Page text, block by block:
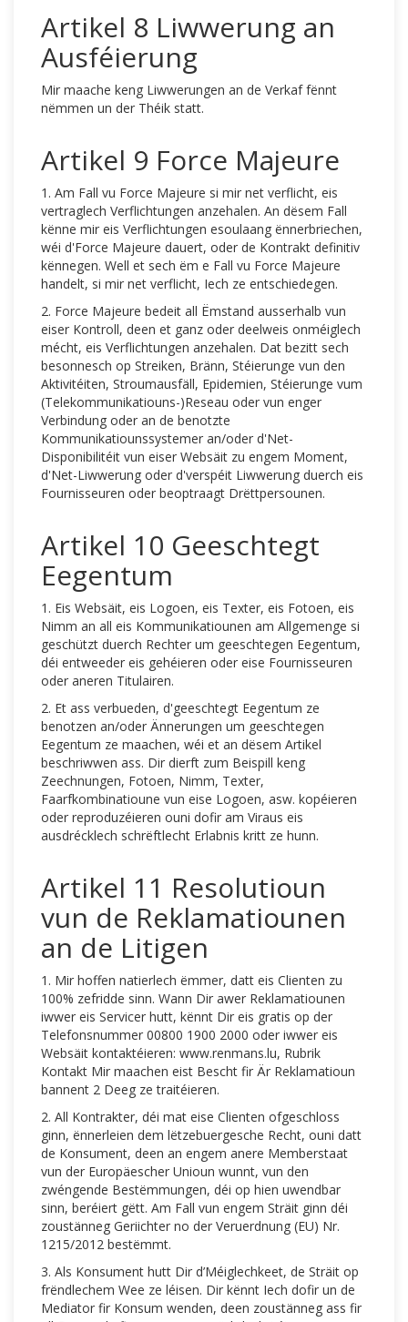
Artikel 8 Liwwerung an
Ausféierung
Mir maache keng Liwwerungen an de Verkaf fënnt
nëmmen un der Théik statt.
Artikel 9 Force Majeure
1. Am Fall vu Force Majeure si mir net verflicht, eis
vertraglech Verflichtungen anzehalen. An dësem Fall
kënne mir eis Verflichtungen esoulaang ënnerbriechen,
wéi d'Force Majeure dauert, oder de Kontrakt definitiv
kënnegen. Well et sech ëm e Fall vu Force Majeure
handelt, si mir net verflicht, Iech ze entschiedegen.
2. Force Majeure bedeit all Ëmstand ausserhalb vun
eiser Kontroll, deen et ganz oder deelweis onméiglech
mécht, eis Verflichtungen anzehalen. Dat bezitt sech
besonnesch op Streiken, Bränn, Stéierunge vun den
Aktivitéiten, Stroumausfäll, Epidemien, Stéierunge vum
(Telekommunikatiouns-)Reseau oder vun enger
Verbindung oder an de benotzte
Kommunikatiounssystemer an/oder d'Net-
Disponibilitéit vun eiser Websäit zu engem Moment,
d'Net-Liwwerung oder d'verspéit Liwwerung duerch eis
Fournisseuren oder beoptraagt Drëttpersounen.
Artikel 10 Geeschtegt
Eegentum
1. Eis Websäit, eis Logoen, eis Texter, eis Fotoen, eis
Nimm an all eis Kommunikatiounen am Allgemenge si
geschützt duerch Rechter um geeschtegen Eegentum,
déi entweeder eis gehéieren oder eise Fournisseuren
oder aneren Titulairen.
2. Et ass verbueden, d'geeschtegt Eegentum ze
benotzen an/oder Ännerungen um geeschtegen
Eegentum ze maachen, wéi et an dësem Artikel
beschriwwen ass. Dir dierft zum Beispill keng
Zeechnungen, Fotoen, Nimm, Texter,
Faarfkombinatioune vun eise Logoen, asw. kopéieren
oder reproduzéieren ouni dofir am Viraus eis
ausdrécklech schrëftlecht Erlabnis kritt ze hunn.
Artikel 11 Resolutioun
vun de Reklamatiounen
an de Litigen
1. Mir hoffen natierlech ëmmer, datt eis Clienten zu
100% zefridde sinn. Wann Dir awer Reklamatiounen
iwwer eis Servicer hutt, kënnt Dir eis gratis op der
Telefonsnummer 00800 1900 2000 oder iwwer eis
Websäit kontaktéieren: www.renmans.lu, Rubrik
Kontakt Mir maachen eist Bescht fir Är Reklamatioun
bannent 2 Deeg ze traitéieren.
2. All Kontrakter, déi mat eise Clienten ofgeschloss
ginn, ënnerleien dem lëtzebuergesche Recht, ouni datt
de Konsument, deen an engem anere Memberstaat
vun der Europäescher Unioun wunnt, vun den
zwéngende Bestëmmungen, déi op hien uwendbar
sinn, beréiert gëtt. Am Fall vun engem Sträit ginn déi
zoustänneg Geriichter no der Veruerdnung (EU) Nr.
1215/2012 bestëmmt.
3. Als Konsument hutt Dir d’Méiglechkeet, de Sträit op
frëndlechem Wee ze léisen. Dir kënnt Iech dofir un de
Mediator fir Konsum wenden, deen zoustänneg ass fir